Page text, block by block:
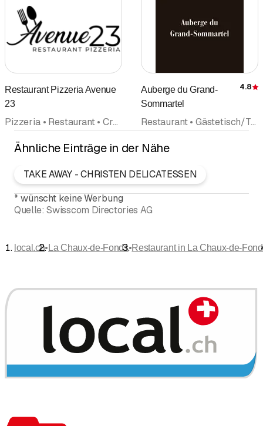
Restaurant Pizzeria Avenue
23
Pizzeria • Restaurant • Crêperie
Auberge du Grand-
Sommartel
4.8
Restaurant • Gästetisch/Table d'hôtes • Herberge • Alpwirtschaft • Hotel
Ähnliche Einträge in der Nähe
TAKE AWAY - CHRISTEN DELICATESSEN
* wünscht keine Werbung
Quelle: Swisscom Directories AG
local.ch• La Chaux-de-Fonds•Restaurant in La Chaux-de-